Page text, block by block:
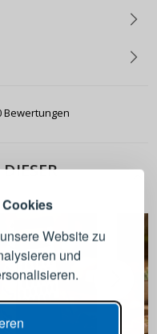
Website zu
und
Bewertungen
Ihrem